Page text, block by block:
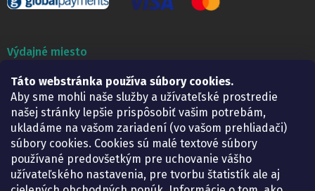
Táto webstránka používa súbory cookies.
Aby sme mohli naše služby a užívateľské prostredie
našej stránky lepšie prispôsobiť vašim potrebám,
ukladáme na vašom zariadení (vo vašom prehliadači)
súbory cookies. Cookies sú malé textové súbory
používané predovšetkým pre uchovanie vášho
užívateľského nastavenia, pre tvorbu štatistík ale aj
Výdajné miesto
Lekáreň ADONAI
Košice – Smetanova 2
Pondelok:
07.30 – 15.30 h.
Utorok:
07.30 – 16.00 h.
Streda:
07.30 – 16.00 h.
Štvrtok:
07.30 – 15.30 h.
Piatok:
07.30 – 15.30 h.